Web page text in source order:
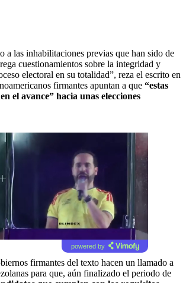
a las inhabilitaciones previas que han sido de
cuestionamientos sobre la integridad y
electoral en su totalidad”, reza el escrito en
firmantes apuntan a que “estas
el avance” hacia unas elecciones
powered by
firmantes del texto hacen un llamado a
para que, aún finalizado el periodo de